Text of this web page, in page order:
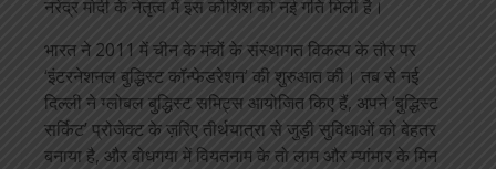
नरेंद्र मोदी के नेतृत्व में इस कोशिश को नई गति मिली है।
भारत ने 2011 में चीन के मंचों के संस्थागत विकल्प के तौर पर
‘इंटरनेशनल बुद्धिस्ट कॉन्फेडरेशन’ की शुरुआत की। तब से नई
दिल्ली ने ग्लोबल बुद्धिस्ट समिट्स आयोजित किए हैं, अपने ‘बुद्धिस्ट
सर्किट’ प्रोजेक्ट के ज़रिए तीर्थयात्रा से जुड़ी सुविधाओं को बेहतर
बनाया है, और बोधगया में वियतनाम के तो लाम और म्यांमार के मिन